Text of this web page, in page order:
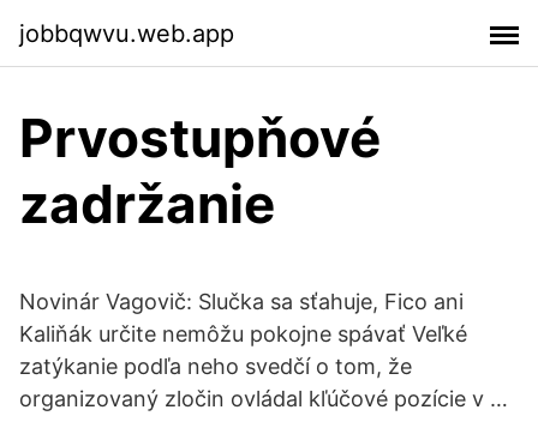
jobbqwvu.web.app
Prvostupňové
zadržanie
Novinár Vagovič: Slučka sa sťahuje, Fico ani
Kaliňák určite nemôžu pokojne spávať Veľké
zatýkanie podľa neho svedčí o tom, že
organizovaný zločin ovládal kľúčové pozície v …